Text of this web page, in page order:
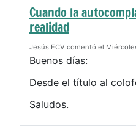
Cuando la
realidad
Jesús FCV comentó el
Buenos días:
Desde el título al
Saludos.